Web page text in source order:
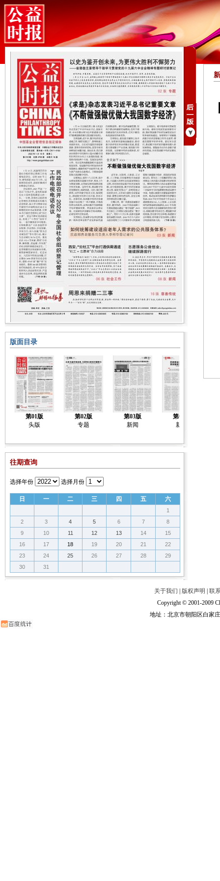
版面目录
第01版
头版
第02版
专题
第03版
新闻
第04版
新闻
往期查询
选择年份 选择月份
日 一 二 三 四 五 六
1
2
3 4 5 6 7
8
9
10 11 12 13 14
15
16
17 18 19 20 21
22
23
24 25 26 27 28
29
30
31
关于我们 版权声明
联
Copyright © 2001-2009
地址：北京市朝阳区白家